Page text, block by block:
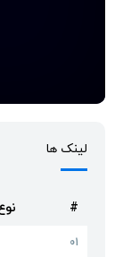
لینک ها
#
01